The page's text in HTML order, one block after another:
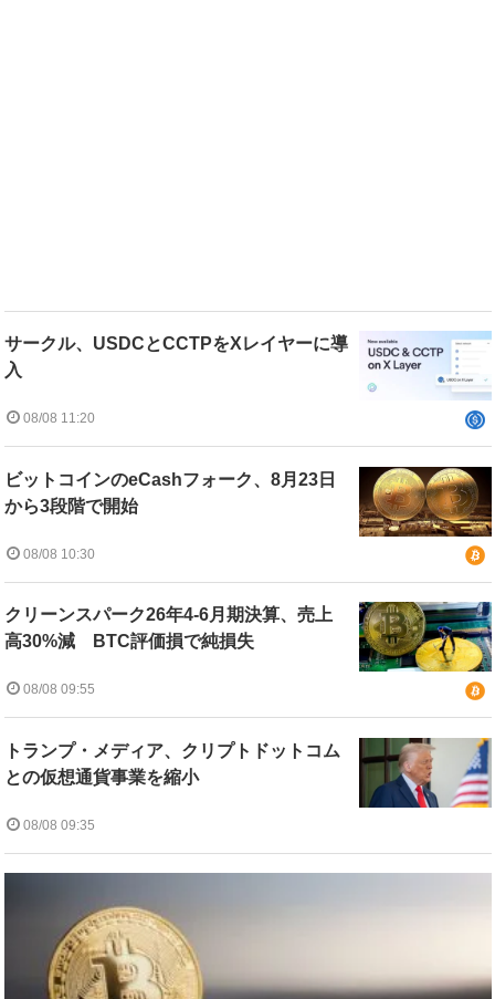
サークル、USDCとCCTPをXレイヤーに導
入
08/08 11:20
ビットコインのeCashフォーク、8月23日
から3段階で開始
08/08 10:30
クリーンスパーク26年4-6月期決算、売上
高30%減 BTC評価損で純損失
08/08 09:55
トランプ・メディア、クリプトドットコム
との仮想通貨事業を縮小
08/08 09:35